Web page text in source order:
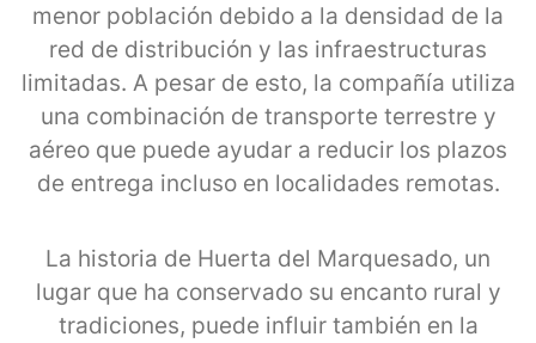
menor población debido a la densidad de la
red de distribución y las infraestructuras
limitadas. A pesar de esto, la compañía utiliza
una combinación de transporte terrestre y
aéreo que puede ayudar a reducir los plazos
de entrega incluso en localidades remotas.
La historia de Huerta del Marquesado, un
lugar que ha conservado su encanto rural y
tradiciones, puede influir también en la